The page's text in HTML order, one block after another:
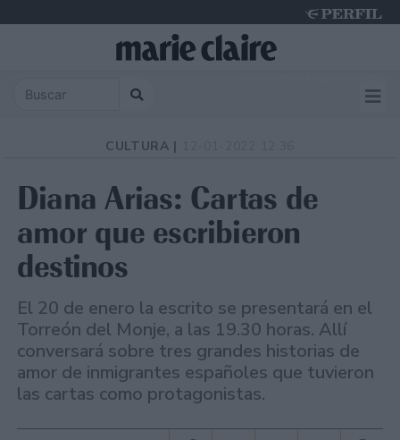
CULTURA |
Diana Arias: Cartas de
amor que escribieron
destinos
El 20 de enero la escrito se presentará en el
Torreón del Monje, a las 19.30 horas. Allí
conversará sobre tres grandes historias de
amor de inmigrantes españoles que tuvieron
las cartas como protagonistas.